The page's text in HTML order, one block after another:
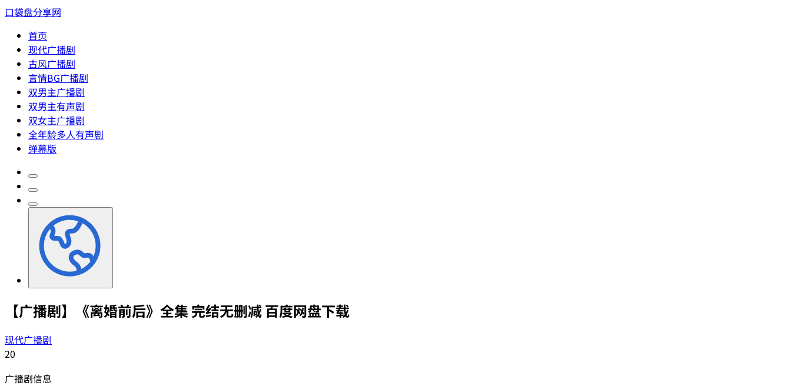
口袋盘分享网
首页
现代广播剧
古风广播剧
言情BG广播剧
双男主广播剧
双男主有声剧
双女主广播剧
全年龄多人有声剧
弹幕版
【广播剧】《离婚前后》全集 完结无删减 百度网盘下载
现代广播剧
20
广播剧信息